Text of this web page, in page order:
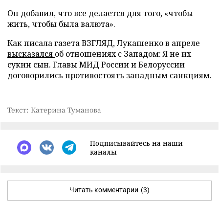
Он добавил, что все делается для того, «чтобы
жить, чтобы была валюта».
Как писала газета ВЗГЛЯД, Лукашенко в апреле
высказался об отношениях с Западом: Я не их
сукин сын. Главы МИД России и Белоруссии
договорились противостоять западным санкциям.
Текст: Катерина Туманова
Подписывайтесь на наши
каналы
Читать комментарии (3)